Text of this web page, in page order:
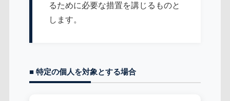
るために必要な措置を講じるものと
します。
■ 特定の個人を対象とする場合